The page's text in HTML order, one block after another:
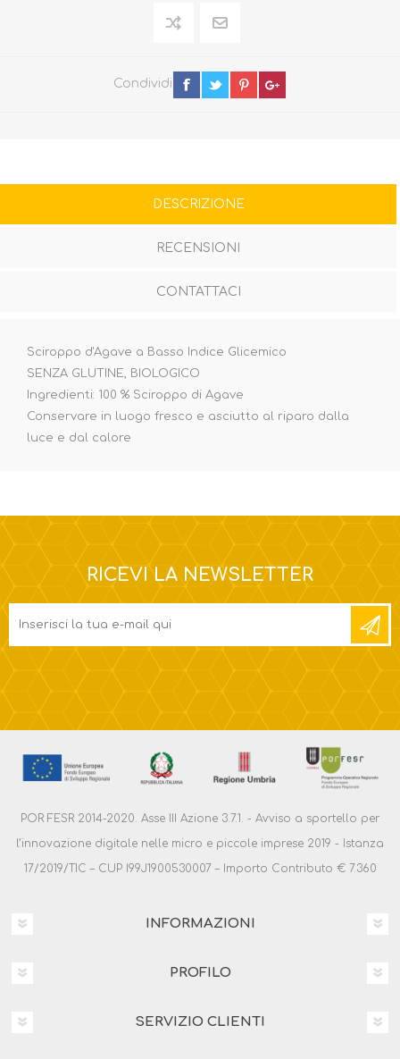
Condividi
DESCRIZIONE
RECENSIONI
CONTATTACI
Sciroppo d'Agave a Basso Indice Glicemico
SENZA GLUTINE, BIOLOGICO
Ingredienti: 100 % Sciroppo di Agave
Conservare in luogo fresco e asciutto al riparo dalla
luce e dal calore
RICEVI LA NEWSLETTER
POR FESR 2014-2020. Asse III Azione 3.7.1. - Avviso a sportello per
l’innovazione digitale nelle micro e piccole imprese 2019 - Istanza
17/2019/TIC – CUP I99J1900530007 – Importo Contributo € 7.360
INFORMAZIONI
PROFILO
SERVIZIO CLIENTI